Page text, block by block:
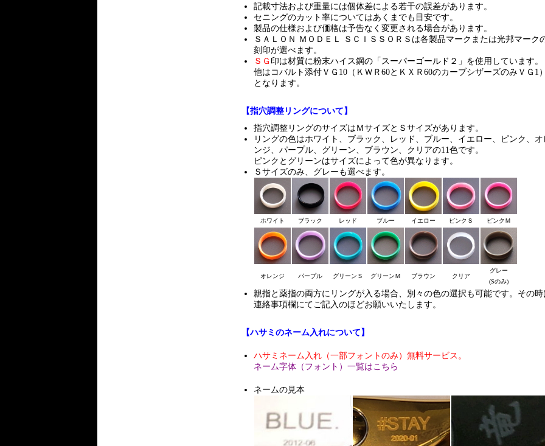
記載寸法および重量には個体差による若干の誤差があります。
セニングのカット率についてはあくまでも目安です。
製品の仕様および価格は予告なく変更される場合があります。
ＳＡＬＯＮ ＭＯＤＥＬ ＳＣＩＳＳＯＲＳは各製品マークまたは光邦マーク
刻印が選べます。
ＳＧ 印は材質に粉末ハイス鋼の「スーパーゴールド２」を使用しています。
他はコバルト添付ＶＧ10（ＫＷＲ60とＫＸＲ60のカーブシザーズのみＶＧ1
となります。
【指穴調整リングについて】
指穴調整リングのサイズはＭサイズとＳサイズがあります。
リングの色はホワイト、ブラック、レッド、ブルー、イエロー、ピンク、オ
ンジ、パープル、グリーン、ブラウン、クリアの11色です。
ピンクとグリーンはサイズによって色が異なります。
Ｓサイズのみ、グレーも選べます。
ホワイト ブラック レッド ブルー イエロー ピンクＳ ピンクＭ
オレンジ パープル グリーンＳ グリーンＭ ブラウン クリア
グレー
(Sのみ)
親指と薬指の両方にリングが入る場合、別々の色の選択も可能です。その時
連絡事項欄にてご記入のほどお願いいたします。
【ハサミのネーム入れについて】
ハサミネーム入れ（一部フォントのみ）無料サービス。
ネーム字体（フォント）一覧はこちら
ネームの見本